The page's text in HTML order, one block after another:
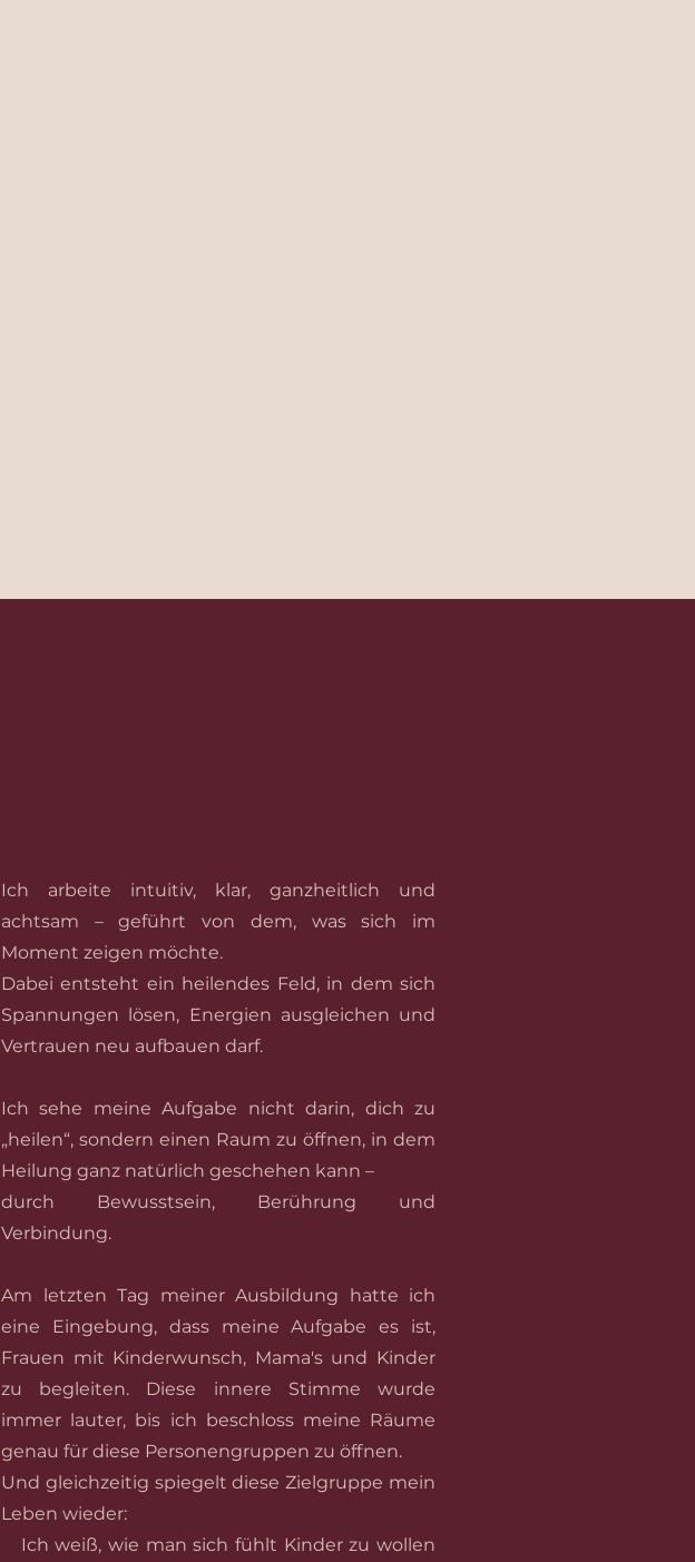
Ich arbeite intuitiv, klar, ganzheitlich und
achtsam – geführt von dem, was sich im
Moment zeigen möchte.
Dabei entsteht ein heilendes Feld, in dem sich
Spannungen lösen, Energien ausgleichen und
Vertrauen neu aufbauen darf.
Ich sehe meine Aufgabe nicht darin, dich zu
„heilen“, sondern einen Raum zu öffnen, in dem
Heilung ganz natürlich geschehen kann –
durch Bewusstsein, Berührung und
Verbindung.
Am letzten Tag meiner Ausbildung hatte ich
eine Eingebung, dass meine Aufgabe es ist,
Frauen mit Kinderwunsch, Mama's und Kinder
zu begleiten. Diese innere Stimme wurde
immer lauter, bis ich beschloss meine Räume
genau für diese Personengruppen zu öffnen.
Und gleichzeitig spiegelt diese Zielgruppe mein
Leben wieder:
Ich weiß, wie man sich fühlt Kinder zu wollen